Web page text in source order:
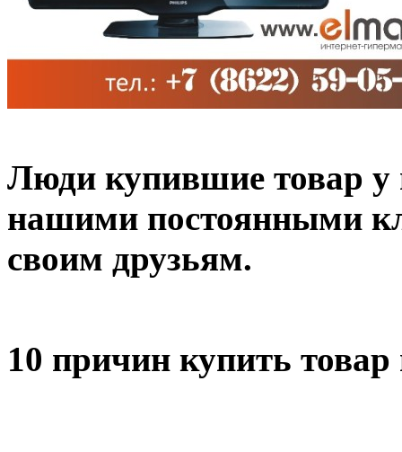
Люди купившие товар у
нашими постоянными
своим друзьям.
10 причин купить